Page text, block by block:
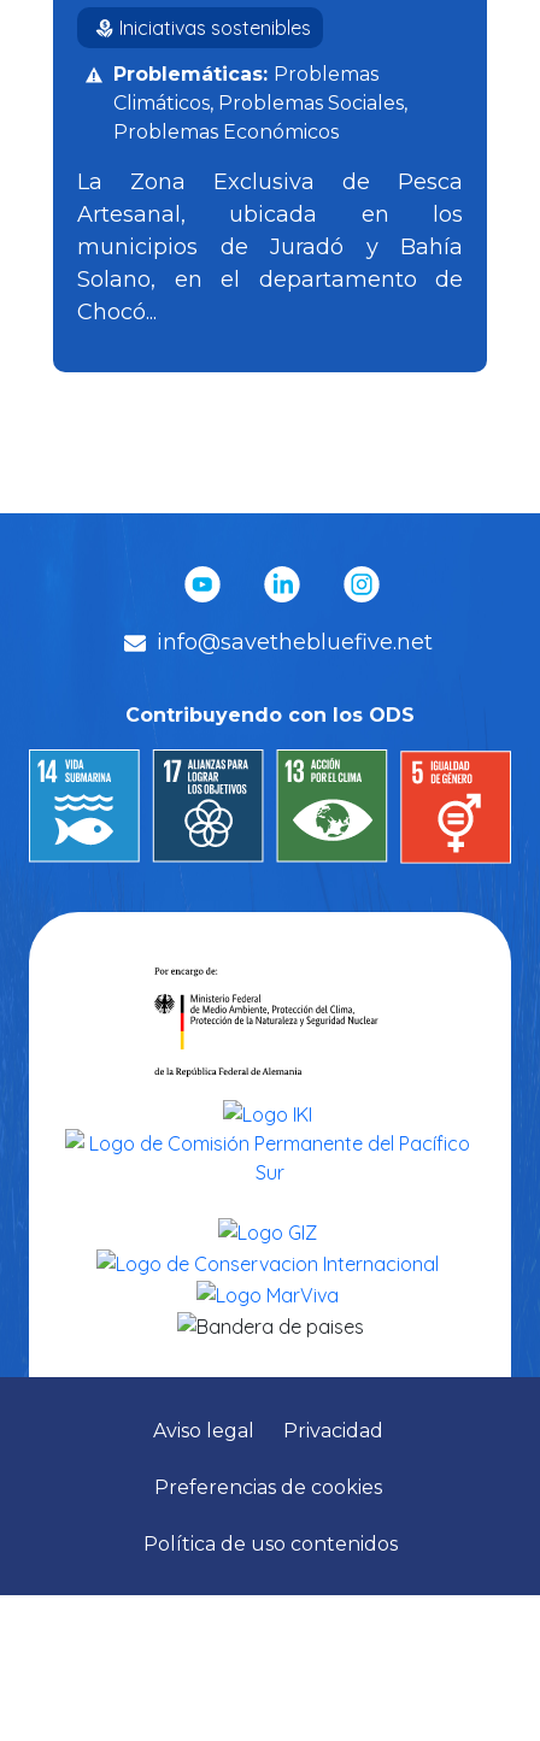
Iniciativas sostenibles
Problemáticas: Problemas
Climáticos Problemas Sociales
Problemas Económicos
La Zona Exclusiva de Pesca
Artesanal, ubicada en los
municipios de Juradó y Bahía
Solano, en el departamento de
Chocó...
info@savethebluefive.net
Contribuyendo con los ODS
Aviso legal Privacidad
Preferencias de cookies
Política de uso contenidos